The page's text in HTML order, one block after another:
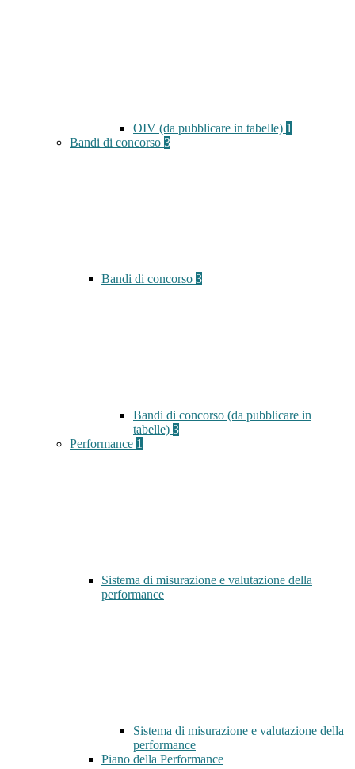
OIV (da pubblicare in tabelle) 1
Bandi di concorso 3
Bandi di concorso 3
Bandi di concorso (da pubblicare in
tabelle) 3
Performance 1
Sistema di misurazione e valutazione della
performance
Sistema di misurazione e valutazione della
performance
Piano della Performance